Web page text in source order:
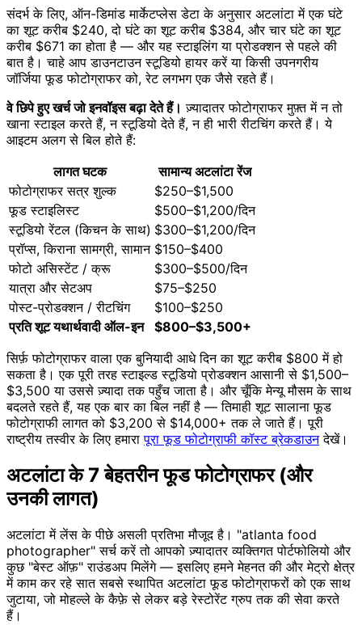
संदर्भ के लिए, ऑन-डिमांड मार्केटप्लेस डेटा के अनुसार अटलांटा में एक घंटे
का शूट करीब $240, दो घंटे का शूट करीब $384, और चार घंटे का शूट
करीब $671 का होता है — और यह स्टाइलिंग या प्रोडक्शन से पहले की
बात है। चाहे आप डाउनटाउन स्टूडियो हायर करें या किसी उपनगरीय
जॉर्जिया फूड फोटोग्राफर को, रेट लगभग एक जैसे रहते हैं।
वे छिपे हुए खर्च जो इनवॉइस बढ़ा देते हैं। ज़्यादातर फोटोग्राफर मुफ़्त में न तो
खाना स्टाइल करते हैं, न स्टूडियो देते हैं, न ही भारी रीटचिंग करते हैं। ये
आइटम अलग से बिल होते हैं:
लागत घटक
सामान्य अटलांटा रेंज
फोटोग्राफर सत्र शुल्क
$250–$1,500
फूड स्टाइलिस्ट
$500–$1,200/दिन
स्टूडियो रेंटल (किचन के साथ) $300–$1,200/दिन
प्रॉप्स, किराना सामग्री, सामान $150–$400
फोटो असिस्टेंट / क्रू
$300–$500/दिन
यात्रा और सेटअप
$75–$250
पोस्ट-प्रोडक्शन / रीटचिंग
$100–$250
प्रति शूट यथार्थवादी ऑल-इन
$800–$3,500+
सिर्फ़ फोटोग्राफर वाला एक बुनियादी आधे दिन का शूट करीब $800 में हो
सकता है। एक पूरी तरह स्टाइल्ड स्टूडियो प्रोडक्शन आसानी से $1,500–
$3,500 या उससे ज़्यादा तक पहुँच जाता है। और चूँकि मेन्यू मौसम के साथ
बदलते रहते हैं, यह एक बार का बिल नहीं है — तिमाही शूट सालाना फूड
फोटोग्राफी लागत को $3,200 से $14,000+ तक ले जाते हैं। पूरी
राष्ट्रीय तस्वीर के लिए हमारापूरा फूड फोटोग्राफी कॉस्ट ब्रेकडाउनदेखें।
अटलांटा के 7 बेहतरीन फूड फोटोग्राफर (और
उनकी लागत)
अटलांटा में लेंस के पीछे असली प्रतिभा मौजूद है। "atlanta food
photographer" सर्च करें तो आपको ज़्यादातर व्यक्तिगत पोर्टफोलियो और
कुछ "बेस्ट ऑफ़" राउंडअप मिलेंगे — इसलिए हमने मेहनत की और मेट्रो क्षेत्र
में काम कर रहे सात सबसे स्थापित अटलांटा फूड फोटोग्राफरों को एक साथ
जुटाया, जो मोहल्ले के कैफ़े से लेकर बड़े रेस्टोरेंट ग्रुप तक की सेवा करते
हैं।